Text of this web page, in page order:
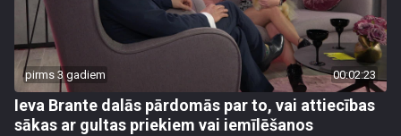
pirms 3 gadiem 00:02:23
Ieva Brante dalās pārdomās par to, vai attiecības
sākas ar gultas priekiem vai iemīlēšanos